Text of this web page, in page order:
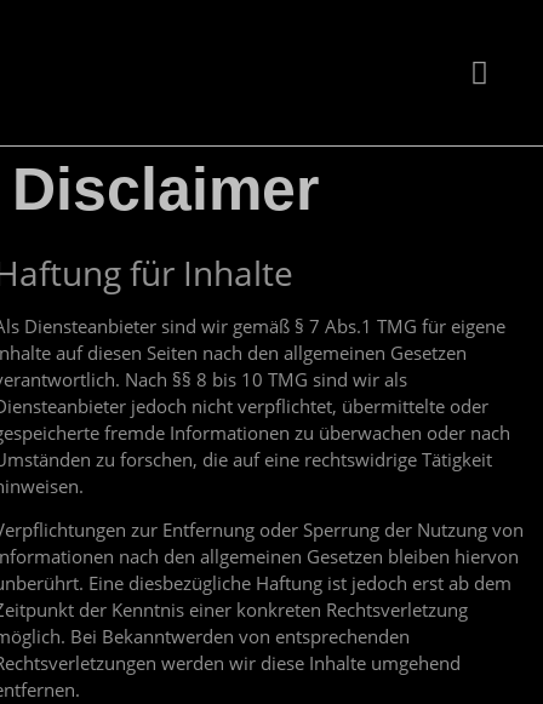
Disclaimer
für Inhalte
Diensteanbieter sind wir gemäß § 7 Abs.1 TMG für eigene
auf diesen Seiten nach den allgemeinen Gesetzen
Nach §§ 8 bis 10 TMG sind wir als
jedoch nicht verpflichtet, übermittelte oder
fremde Informationen zu überwachen oder nach
zu forschen, die auf eine rechtswidrige Tätigkeit
zur Entfernung oder Sperrung der Nutzung von
nach den allgemeinen Gesetzen bleiben hiervon
Eine diesbezügliche Haftung ist jedoch erst ab dem
der Kenntnis einer konkreten Rechtsverletzung
Bei Bekanntwerden von entsprechenden
werden wir diese Inhalte umgehend